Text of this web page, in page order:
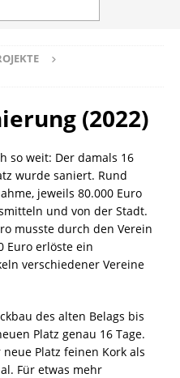
(2022)
so weit: Der damals 16
wurde saniert. Rund
jeweils 80.000 Euro
und von der Stadt.
musste durch den Verein
Euro erlöste ein
verschiedener Vereine
des alten Belags bis
Platz genau 16 Tage.
Platz feinen Kork als
Für etwas mehr